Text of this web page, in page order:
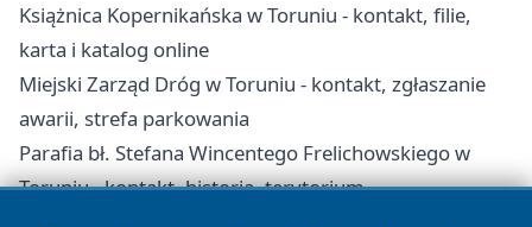
Książnica Kopernikańska w Toruniu - kontakt, filie,
karta i katalog online
Miejski Zarząd Dróg w Toruniu - kontakt, zgłaszanie
awarii, strefa parkowania
Parafia bł. Stefana Wincentego Frelichowskiego w
Toruniu - kontakt, historia, terytorium